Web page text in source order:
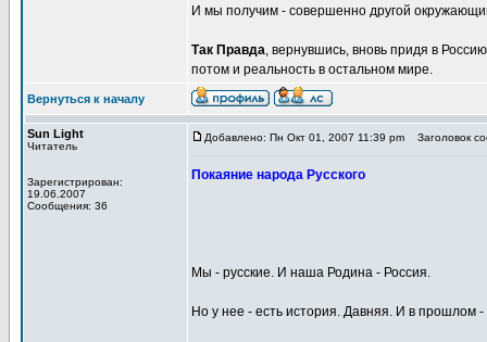
И мы получим - совершенно другой
Так Правда, вернувшись, вновь придя в
потом и реальность в остальном мире.
Вернуться к началу
Sun Light
Читатель
Зарегистрирован:
19.06.2007
Сообщения: 36
Добавлено: Пн Окт 01, 2007 11:39 pm Заголовок
Покаяние народа Русского
Мы - русские. И наша Родина - Россия.
Но у нее - есть история. Давняя. И в прошлом